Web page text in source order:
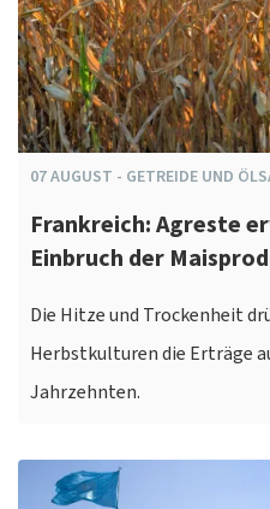
07AUGUST - GETREIDE UND
Frankreich: Agreste
Einbruch der
Die Hitze und Trockenheit
Herbstkulturen die Erträge
Jahrzehnten.